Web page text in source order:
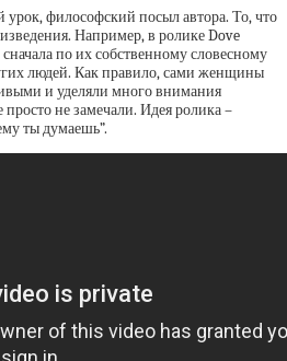
философский посыл автора. То, что
Например, в ролике Dove
по их собственному словесному
людей. Как правило, сами женщины
и уделяли много внимания
не замечали. Идея ролика –
ты думаешь”.